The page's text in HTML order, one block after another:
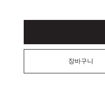
장바구니